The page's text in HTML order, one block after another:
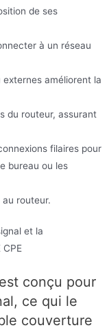
de ses
à un réseau
améliorent la
du routeur, assurant
filaires pour
bureau ou les
routeur.
et la
CPE
conçu pour
ce qui le
couverture